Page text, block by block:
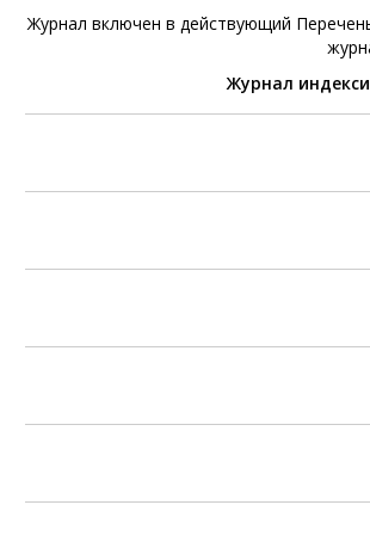
Журнал включен в действующий
Журнал